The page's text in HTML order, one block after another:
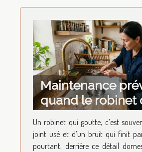
Maintenance
quand le robinet
goutte révèle
réseau
Un robinet qui goutte, c’est
joint usé et d’un bruit qui finit
pourtant, derrière ce détail